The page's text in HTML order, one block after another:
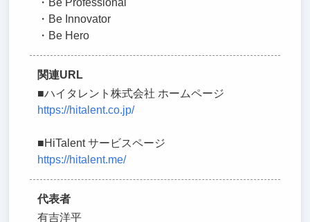
・Be Innovator
・Be Hero
関連URL
■ハイタレント株式会社 ホームページ
https://hitalent.co.jp/
■HiTalent サービスページ
https://hitalent.me/
代表者
有吉洋平